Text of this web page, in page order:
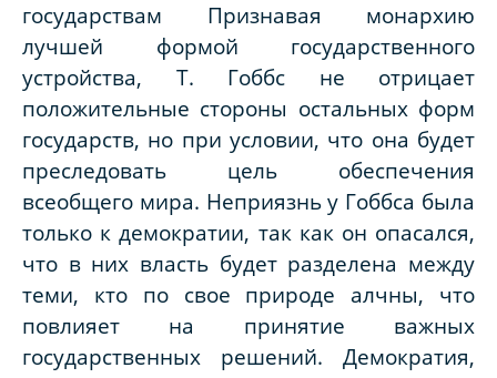
государствам Признавая монархию
лучшей формой государственного
устройства, Т. Гоббс не отрицает
положительные стороны остальных форм
государств, но при условии, что она будет
преследовать цель обеспечения
всеобщего мира. Неприязнь у Гоббса была
только к демократии, так как он опасался,
что в них власть будет разделена между
теми, кто по свое природе алчны, что
повлияет на принятие важных
государственных решений. Демократия,